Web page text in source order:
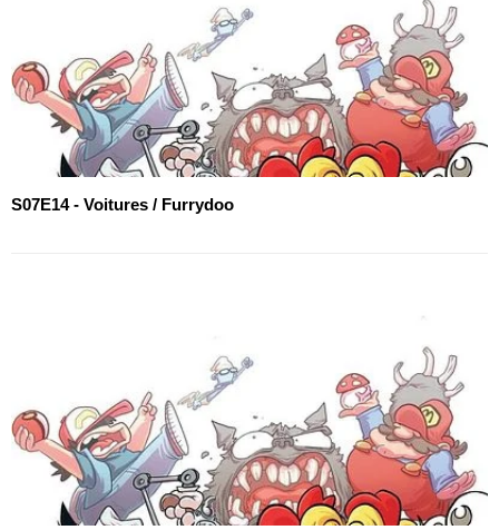
S07E14 - Voitures / Furrydoo